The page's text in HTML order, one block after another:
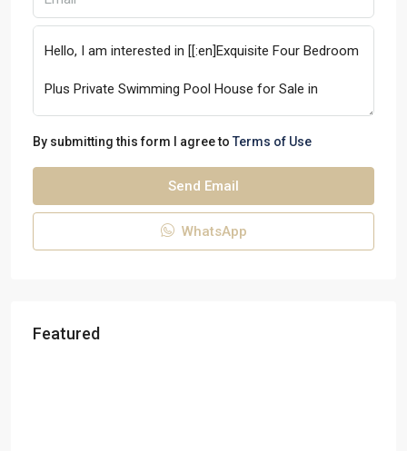
By submitting this form I agree to Terms of Use
Send Email
WhatsApp
Featured